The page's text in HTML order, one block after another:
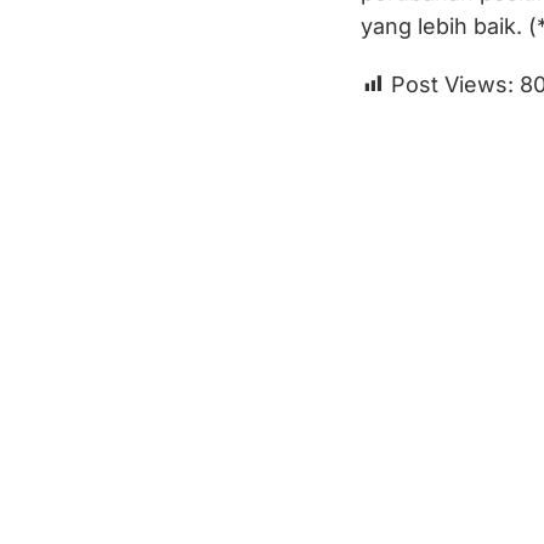
yang lebih baik.
Post Views: